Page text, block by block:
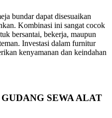
bundar dapat disesuaikan
Kombinasi ini sangat cocok
bersantai, bekerja, maupun
Investasi dalam furnitur
kenyamanan dan keindahan
SEWA ALAT